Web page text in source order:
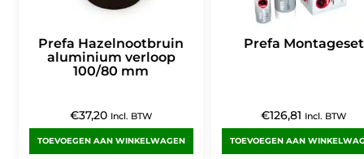
Prefa Hazelnootbruin
aluminium verloop
100/80 mm
€37,20 Incl. BTW
TOEVOEGEN AAN WINKELWAGEN
Prefa Montageset
€126,81 Incl. BTW
TOEVOEGEN AAN